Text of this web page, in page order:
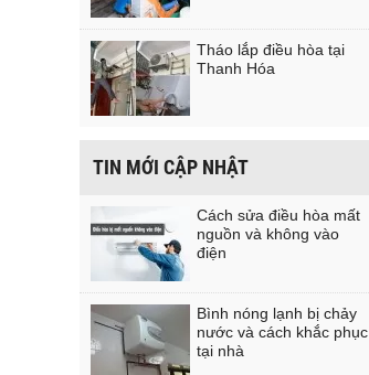
Tháo lắp điều hòa tại
Thanh Hóa
TIN MỚI CẬP NHẬT
Cách sửa điều hòa mất
nguồn và không vào
điện
Bình nóng lạnh bị chảy
nước và cách khắc phục
tại nhà